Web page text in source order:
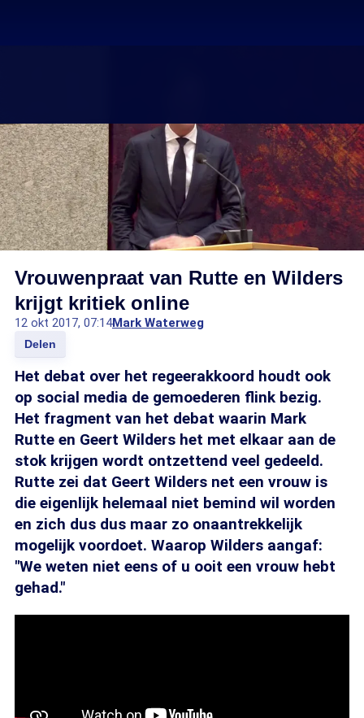
Vrouwenpraat van Rutte en Wilders
krijgt kritiek online
12 okt 2017, 07:14Mark Waterweg
Delen
Het debat over het regeerakkoord houdt ook
op social media de gemoederen flink bezig.
Het fragment van het debat waarin Mark
Rutte en Geert Wilders het met elkaar aan de
stok krijgen wordt ontzettend veel gedeeld.
Rutte zei dat Geert Wilders net een vrouw is
die eigenlijk helemaal niet bemind wil worden
en zich dus dus maar zo onaantrekkelijk
mogelijk voordoet. Waarop Wilders aangaf:
"We weten niet eens of u ooit een vrouw hebt
gehad."